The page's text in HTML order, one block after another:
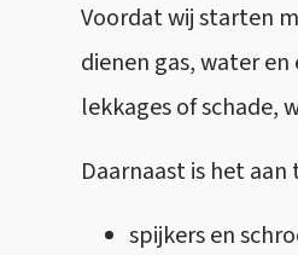
Voordat wij starten
dienen gas, water
lekkages of schade,
Daarnaast is het
spijkers en